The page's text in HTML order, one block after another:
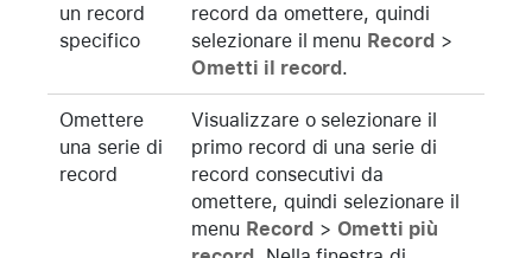
un record
specifico
record da omettere, quindi
selezionare il menu Record >
Ometti il record.
Omettere
una serie di
record
Visualizzare o selezionare il
primo record di una serie di
record consecutivi da
omettere, quindi selezionare il
menu Record> Ometti più